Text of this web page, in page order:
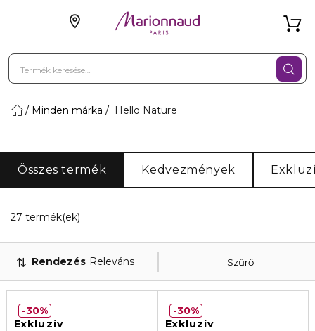
Minden márka Hello Nature
Összes termék Kedvezmények
27 termék(ek)
Szűrő
Rendezés Releváns
Exkluzív
30%
Exkluzív
30%